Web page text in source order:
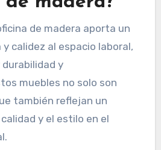
de madera aporta un
calidez al espacio laboral,
y
muebles no solo son
también reflejan un
y el estilo en el